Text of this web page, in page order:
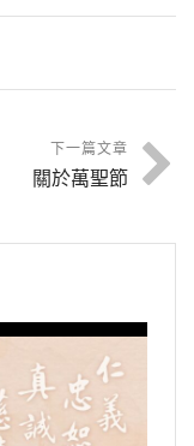
下一篇文章
關於萬聖節